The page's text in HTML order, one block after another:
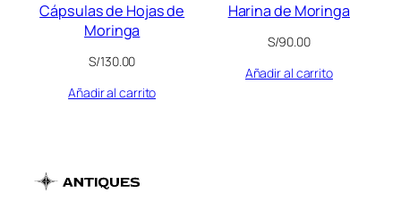
Cápsulas de Hojas de
Moringa
S/130.00
Añadir al carrito
Harina de Moringa
S/90.00
Añadir al carrito